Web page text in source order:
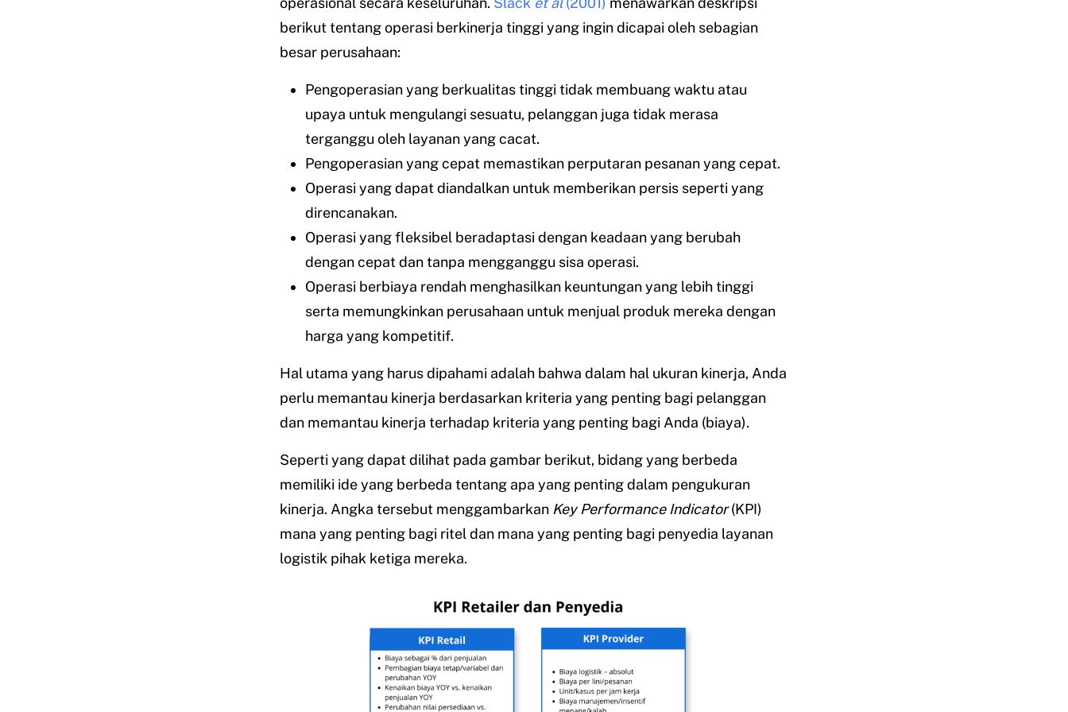
berikut tentang operasi berkinerja tinggi yang ingin dicapai oleh sebagian
besar perusahaan:
Pengoperasian yang berkualitas tinggi tidak membuang waktu atau
upaya untuk mengulangi sesuatu, pelanggan juga tidak merasa
terganggu oleh layanan yang cacat.
Pengoperasian yang cepat memastikan perputaran pesanan yang cepat.
Operasi yang dapat diandalkan untuk memberikan persis seperti yang
direncanakan.
Operasi yang fleksibel beradaptasi dengan keadaan yang berubah
dengan cepat dan tanpa mengganggu sisa operasi.
Operasi berbiaya rendah menghasilkan keuntungan yang lebih tinggi
serta memungkinkan perusahaan untuk menjual produk mereka dengan
harga yang kompetitif.
Hal utama yang harus dipahami adalah bahwa dalam hal ukuran kinerja, Anda
perlu memantau kinerja berdasarkan kriteria yang penting bagi pelanggan
dan memantau kinerja terhadap kriteria yang penting bagi Anda (biaya).
Seperti yang dapat dilihat pada gambar berikut, bidang yang berbeda
memiliki ide yang berbeda tentang apa yang penting dalam pengukuran
kinerja. Angka tersebut menggambarkan Key Performance Indicator(KPI)
mana yang penting bagi ritel dan mana yang penting bagi penyedia layanan
logistik pihak ketiga mereka.